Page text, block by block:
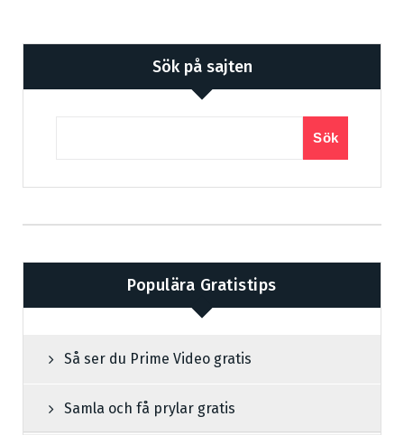
Sök på sajten
Sök
Populära Gratistips
Så ser du Prime Video gratis
Samla och få prylar gratis